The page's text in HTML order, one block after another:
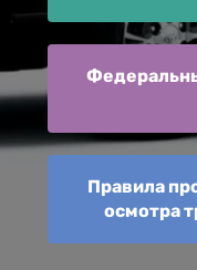
Правила
осмотра